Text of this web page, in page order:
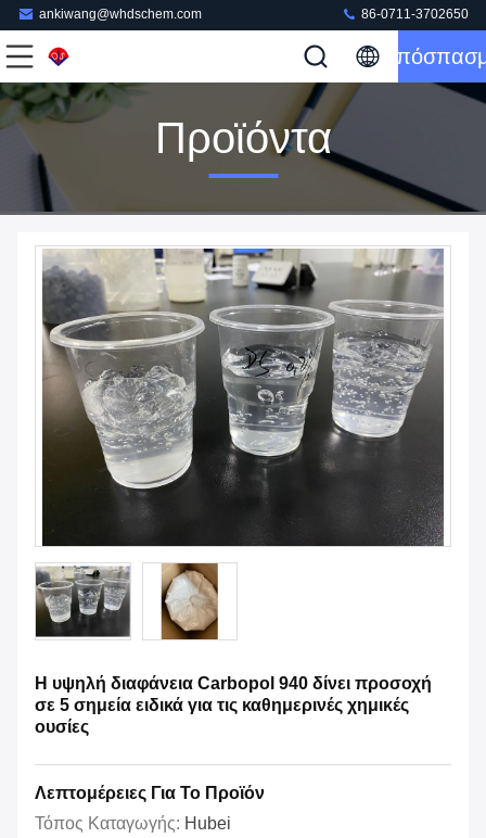
ankiwang@whdschem.com 86-0711-3702650
Προϊόντα
Η υψηλή διαφάνεια Carbopol 940 δίνει προσοχή
σε 5 σημεία ειδικά για τις καθημερινές χημικές
ουσίες
Λεπτομέρειες Για Το Προϊόν
Τόπος Καταγωγής: Hubei